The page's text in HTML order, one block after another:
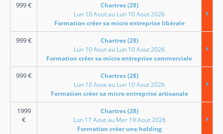
999€
Chartres (28)
Lun 10 Aout au Lun 10 Aout 2026
Formation créer sa micro entreprise libérale
999€
Chartres (28)
Lun 10 Aout au Lun 10 Aout 2026
Formation créer sa micro entreprise commerciale
999€
Chartres (28)
Lun 10 Aout au Lun 10 Aout 2026
Formation créer sa micro entreprise artisanale
1999
€
Chartres (28)
Lun 17 Aout au Mer 19 Aout 2026
Formation créer une holding